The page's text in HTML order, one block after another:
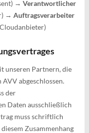
→ Verantwortlicher
→ Auftragsverarbeiter
unseren Partnern, die
abgeschlossen.
der
Daten ausschließlich
muss schriftlich
Zusammenhang